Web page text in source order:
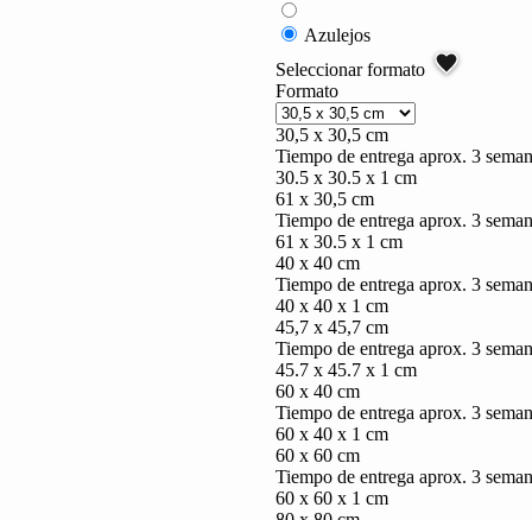
Azulejos
Seleccionar formato
Formato
30,5 x 30,5 cm
Tiempo de entrega aprox. 3
30.5 x 30.5 x 1 cm
61 x 30,5 cm
Tiempo de entrega aprox. 3
61 x 30.5 x 1 cm
40 x 40 cm
Tiempo de entrega aprox. 3
40 x 40 x 1 cm
45,7 x 45,7 cm
Tiempo de entrega aprox. 3
45.7 x 45.7 x 1 cm
60 x 40 cm
Tiempo de entrega aprox. 3
60 x 40 x 1 cm
60 x 60 cm
Tiempo de entrega aprox. 3
60 x 60 x 1 cm